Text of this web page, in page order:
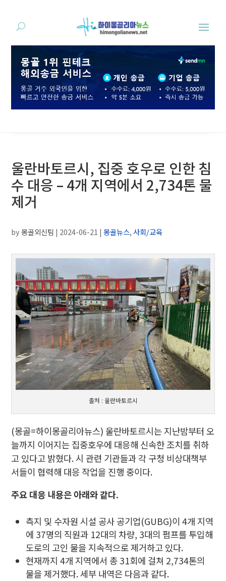
울란바토르시, 집중 호우로 인한 침
수 대응 – 4개 지역에서 2,734톤 물
제거
by몽골외신팀 | 2024-06-21 |몽골뉴스,사회/교육
출처 : 울란바토르시
(몽골=하이몽골리아뉴스) 울란바토르시는 지난밤부터 오
늘까지 이어지는 집중호우에 대응해 신속한 조치를 취하
고 있다고 밝혔다. 시 관련 기관들과 각 구청 비상대책부
서들이 협력해 대응 작업을 진행 중이다.
주요 대응 내용은 아래와 같다.
측지 및 수자원 시설 공사 공기업(GUBG)이 4개 지역
에 37명의 직원과 12대의 차량, 3대의 펌프를 투입해
도로의 고인 물을 지속적으로 제거하고 있다.
현재까지 4개 지역에서 총 31회에 걸쳐 2,734톤의
물을 제거했다. 세부 내역은 다음과 같다.